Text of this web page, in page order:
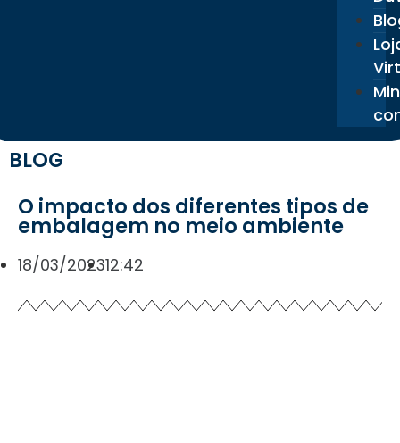
BLOG
O impacto dos diferentes tipos de
embalagem no meio ambiente
18/03/202312:42